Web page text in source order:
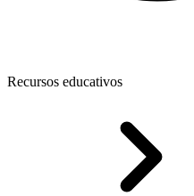
Recursos educativos